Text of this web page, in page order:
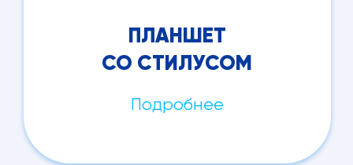
ПЛАНШЕТ
СО СТИЛУСОМ
Подробнее